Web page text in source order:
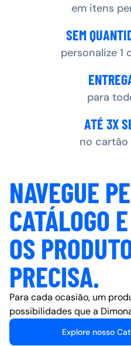
em itens
SEM
personalize 1
para
ATÉ 3X
no
NAVEGUE
CATÁLOGO
OS
PRECISA.
Para cada ocasião, um
possibilidades que a
Explore nosso